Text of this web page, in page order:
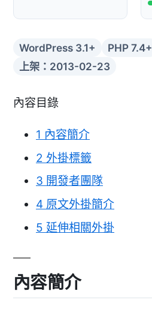
WordPress 3.1+ PHP 7.4+
上架：2013-02-23
內容目錄
1 內容簡介
2 外掛標籤
3 開發者團隊
4 原文外掛簡介
5 延伸相關外掛
內容簡介